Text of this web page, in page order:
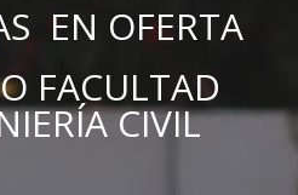
EN OFERTA
FACULTAD
CIVIL